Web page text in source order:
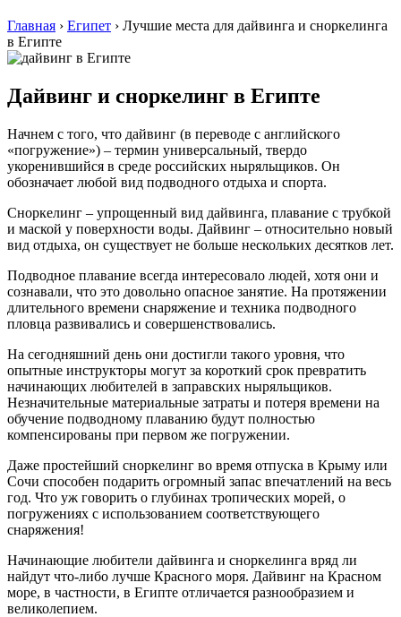
Главная › Египет › Лучшие места для дайвинга и сноркелинга
в Египте
Дайвинг и сноркелинг в Египте
Начнем с того, что дайвинг (в переводе с английского
«погружение») – термин универсальный, твердо
укоренившийся в среде российских ныряльщиков. Он
обозначает любой вид подводного отдыха и спорта.
Сноркелинг – упрощенный вид дайвинга, плавание с трубкой
и маской у поверхности воды. Дайвинг – относительно новый
вид отдыха, он существует не больше нескольких десятков лет.
Подводное плавание всегда интересовало людей, хотя они и
сознавали, что это довольно опасное занятие. На протяжении
длительного времени снаряжение и техника подводного
пловца развивались и совершенствовались.
На сегодняшний день они достигли такого уровня, что
опытные инструкторы могут за короткий срок превратить
начинающих любителей в заправских ныряльщиков.
Незначительные материальные затраты и потеря времени на
обучение подводному плаванию будут полностью
компенсированы при первом же погружении.
Даже простейший сноркелинг во время отпуска в Крыму или
Сочи способен подарить огромный запас впечатлений на весь
год. Что уж говорить о глубинах тропических морей, о
погружениях с использованием соответствующего
снаряжения!
Начинающие любители дайвинга и сноркелинга вряд ли
найдут что-либо лучше Красного моря. Дайвинг на Красном
море, в частности, в Египте отличается разнообразием и
великолепием.